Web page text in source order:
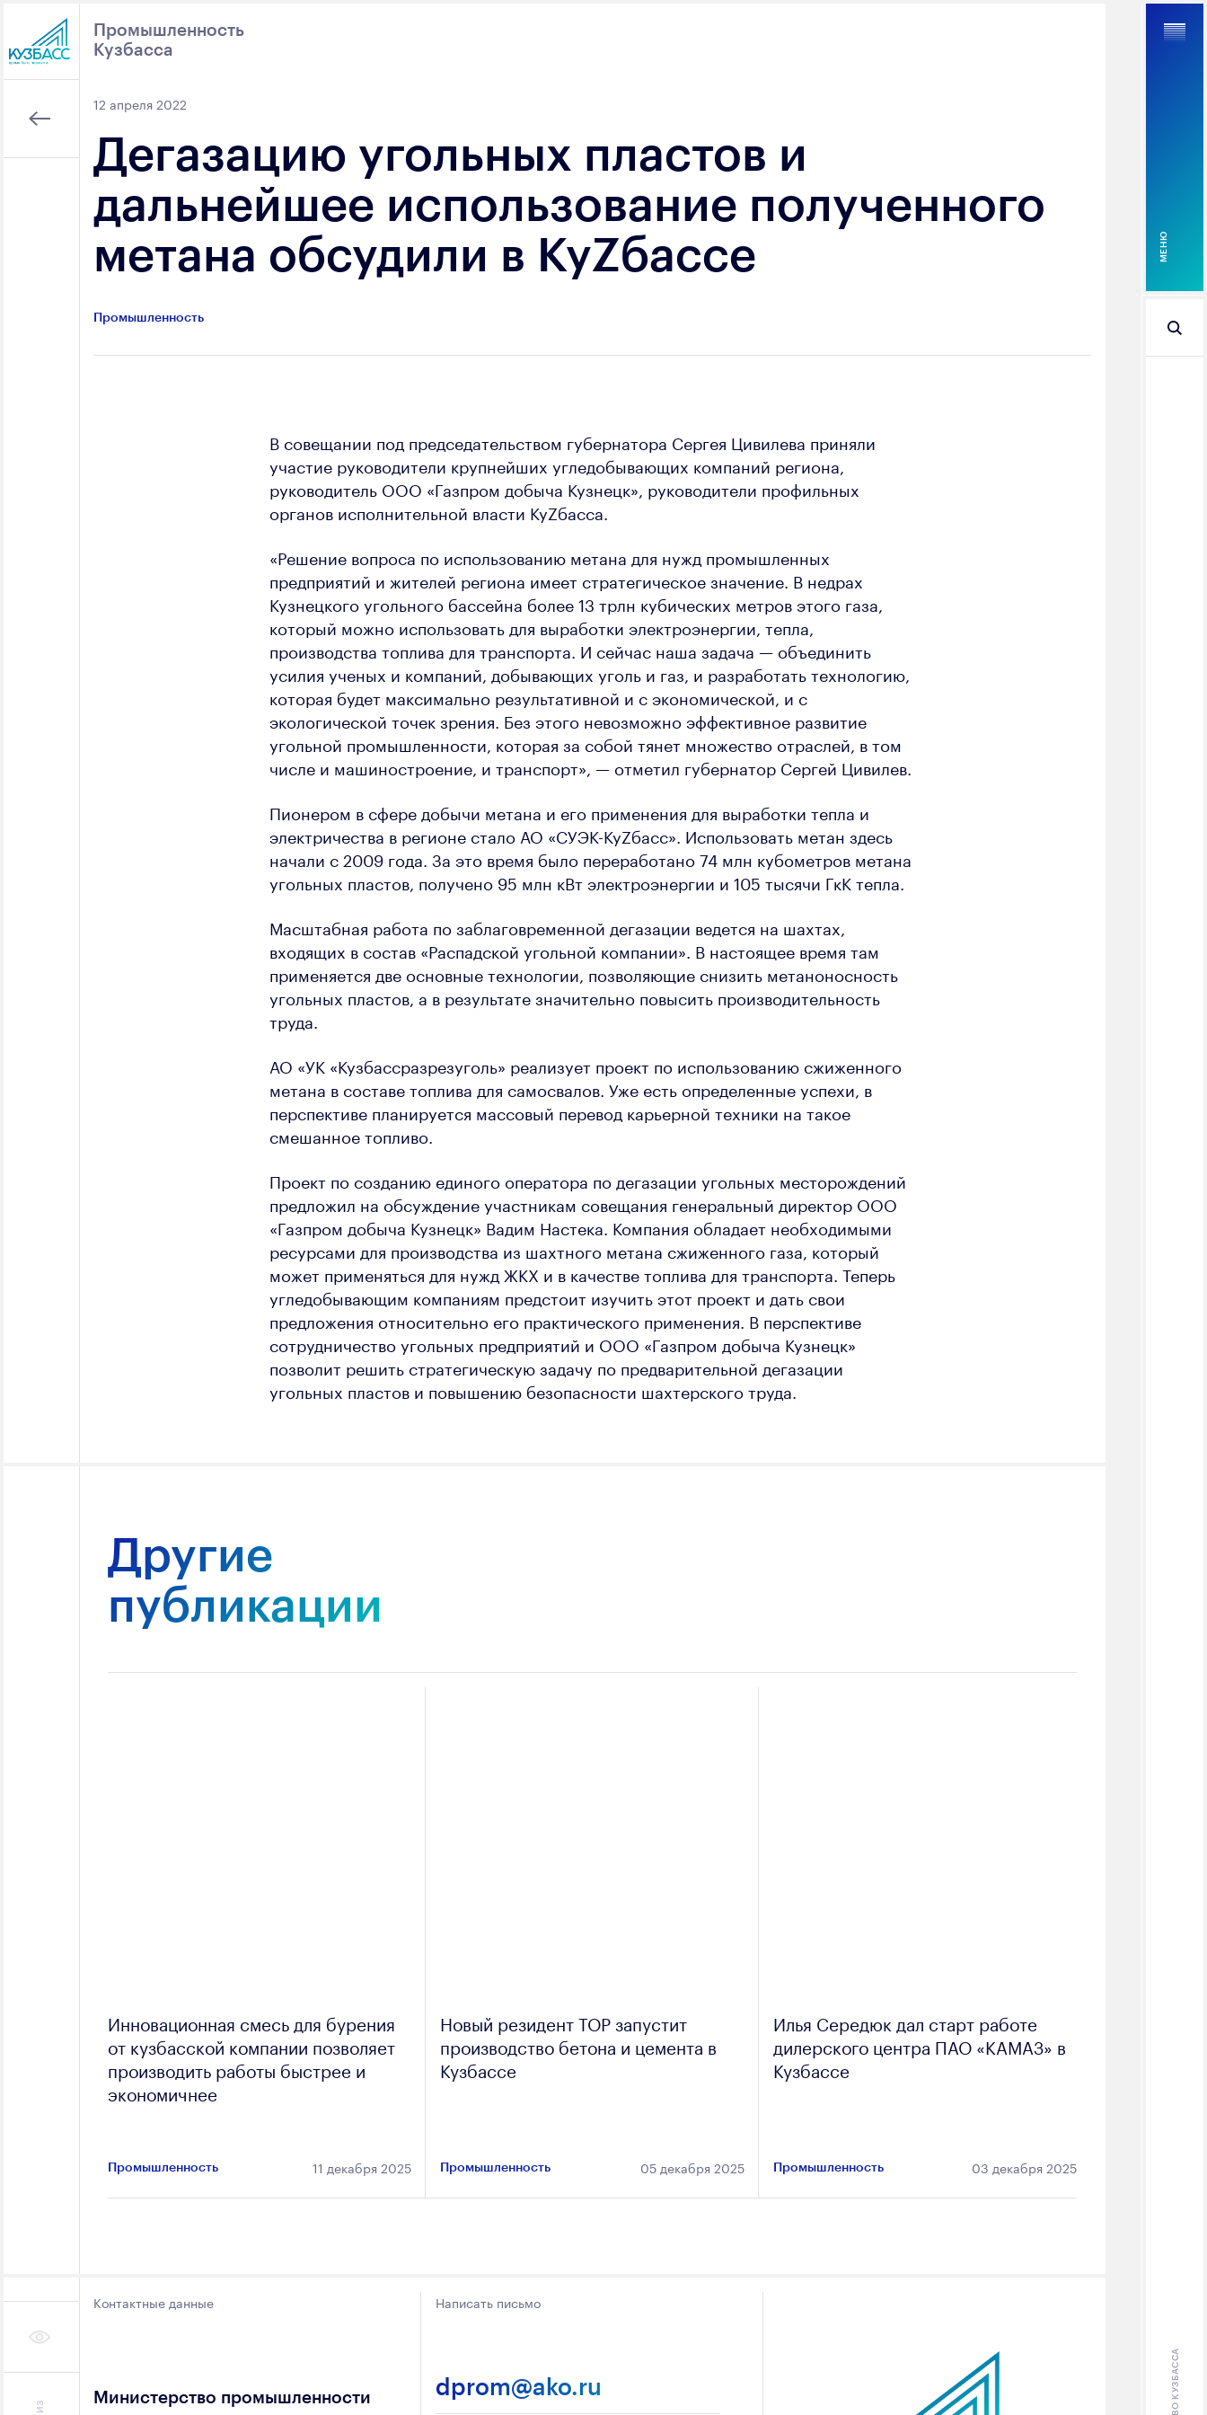
Промышленность
Кузбасса
MEНЮ
12 апреля 2022
Дегазацию угольных пластов и
дальнейшее использование полученного
метана обсудили в КуZбассе
Промышленность
В совещании под председательством губернатора Сергея Цивилева приняли
участие руководители крупнейших угледобывающих компаний региона,
руководитель ООО «Газпром добыча Кузнецк», руководители профильных
органов исполнительной власти КуZбасса.
«Решение вопроса по использованию метана для нужд промышленных
предприятий и жителей региона имеет стратегическое значение. В недрах
Кузнецкого угольного бассейна более 13 трлн кубических метров этого газа,
который можно использовать для выработки электроэнергии, тепла,
производства топлива для транспорта. И сейчас наша задача — объединить
усилия ученых и компаний, добывающих уголь и газ, и разработать технологию,
которая будет максимально результативной и с экономической, и с
экологической точек зрения. Без этого невозможно эффективное развитие
угольной промышленности, которая за собой тянет множество отраслей, в том
числе и машиностроение, и транспорт», — отметил губернатор Сергей Цивилев.
Пионером в сфере добычи метана и его применения для выработки тепла и
электричества в регионе стало АО «СУЭК-КуZбасс». Использовать метан здесь
начали с 2009 года. За это время было переработано 74 млн кубометров метана
угольных пластов, получено 95 млн кВт электроэнергии и 105 тысячи ГкК тепла.
Масштабная работа по заблаговременной дегазации ведется на шахтах,
входящих в состав «Распадской угольной компании». В настоящее время там
применяется две основные технологии, позволяющие снизить метаноносность
угольных пластов, а в результате значительно повысить производительность
труда.
АО «УК «Кузбассразрезуголь» реализует проект по использованию сжиженного
метана в составе топлива для самосвалов. Уже есть определенные успехи, в
перспективе планируется массовый перевод карьерной техники на такое
смешанное топливо.
Проект по созданию единого оператора по дегазации угольных месторождений
предложил на обсуждение участникам совещания генеральный директор ООО
«Газпром добыча Кузнецк» Вадим Настека. Компания обладает необходимыми
ресурсами для производства из шахтного метана сжиженного газа, который
может применяться для нужд ЖКХ и в качестве топлива для транспорта. Теперь
угледобывающим компаниям предстоит изучить этот проект и дать свои
предложения относительно его практического применения. В перспективе
сотрудничество угольных предприятий и ООО «Газпром добыча Кузнецк»
позволит решить стратегическую задачу по предварительной дегазации
угольных пластов и повышению безопасности шахтерского труда.
Другие
публикации
Инновационная смесь для бурения
от кузбасской компании позволяет
производить работы быстрее и
экономичнее
Промышленность 11 декабря 2025
Новый резидент ТОР запустит
производство бетона и цемента в
Кузбассе
Промышленность 05 декабря 2025
Илья Середюк дал старт работе
дилерского центра ПАО «КАМАЗ» в
Кузбассе
Промышленность 03 декабря 2025
Контактные данные
Министерство промышленности
Написать письмо
dprom@ako.ru